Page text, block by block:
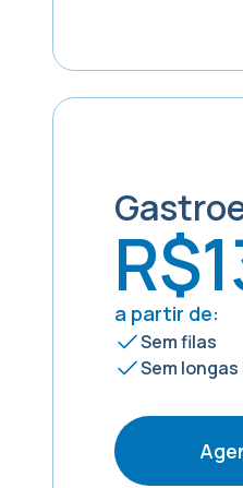
a partir de:
Sem filas
Sem